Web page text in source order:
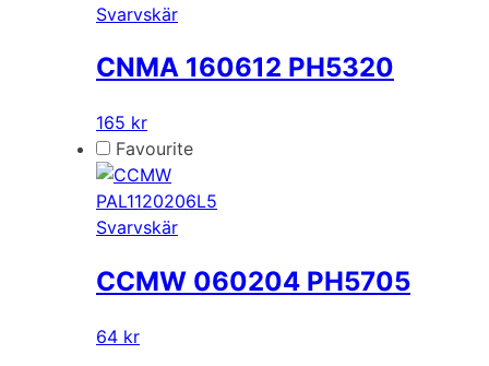
Svarvskär
CNMA 160612 PH5320
165 kr
Favourite
PAL1120206L5
Svarvskär
CCMW 060204 PH5705
64 kr